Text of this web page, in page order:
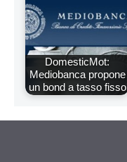
DomesticMot:
Mediobanca propone
un bond a tasso fisso